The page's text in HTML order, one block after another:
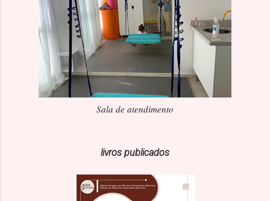
Sala de atendimento
livros publicados